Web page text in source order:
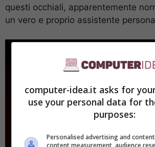
questi occhiali, apparentemente
un vero e proprio assistente
computer-idea.it asks for
use your personal data for
purposes:
Personalised advertising and
content measurement, audience